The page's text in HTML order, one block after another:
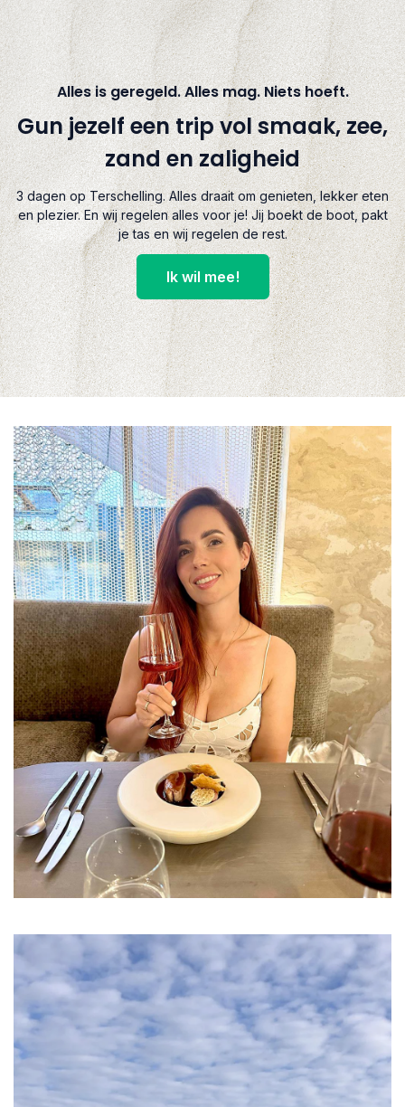
Alles is geregeld. Alles mag. Niets hoeft.
Gun jezelf een trip vol smaak, zee,
zand en zaligheid
3 dagen op Terschelling. Alles draait om genieten, lekker eten
en plezier. En wij regelen alles voor je! Jij boekt de boot, pakt
je tas en wij regelen de rest.
Ik wil mee!